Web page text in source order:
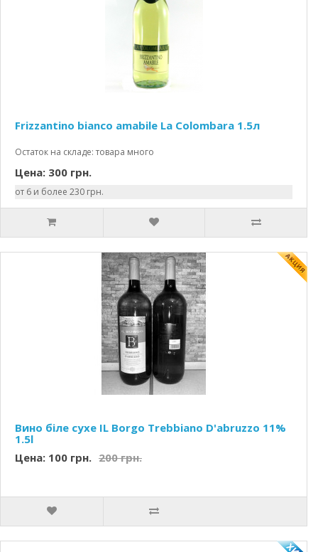
Frizzantino bianco amabile La Colombara 1.5л
Остаток на складе: товара много
Цена: 300 грн.
от 6 и более 230 грн.
Вино біле сухе IL Borgo Trebbiano D'abruzzo 11%
1.5l
Цена: 100 грн. 200 грн.